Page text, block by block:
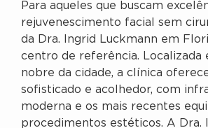
Para aqueles que buscam
rejuvenescimento facial sem
da Dra. Ingrid Luckmann em
centro de referência. Localizada
nobre da cidade, a clínica
sofisticado e acolhedor, com
moderna e os mais recentes
procedimentos estéticos. A Dra.